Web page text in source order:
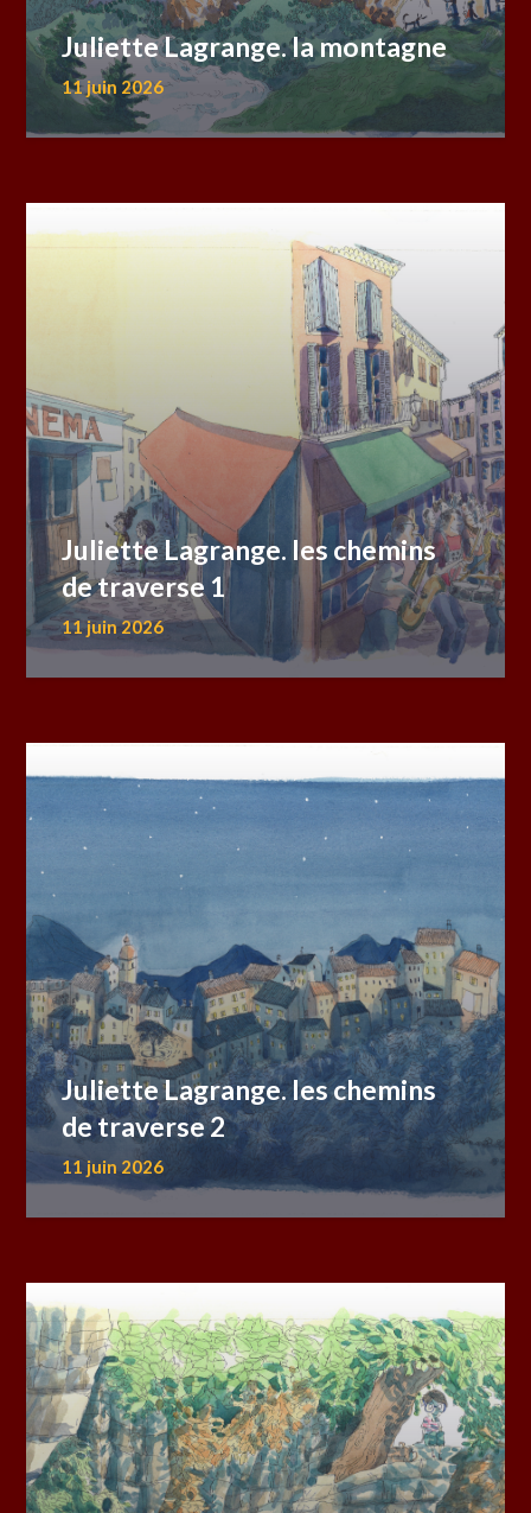
Juliette Lagrange. la montagne
11 juin 2026
Juliette Lagrange. les chemins
de traverse 1
11 juin 2026
Juliette Lagrange. les chemins
de traverse 2
11 juin 2026